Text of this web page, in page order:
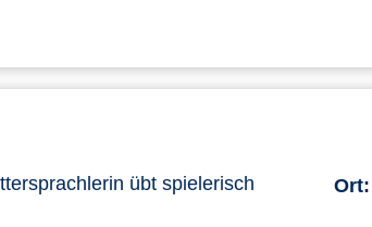
übt spielerisch
Ort: